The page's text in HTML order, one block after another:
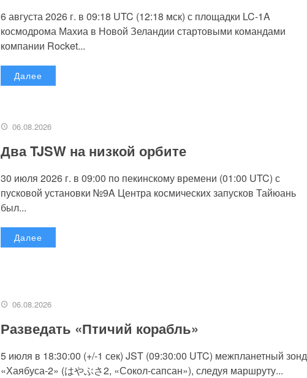
6 августа 2026 г. в 09:18 UTC (12:18 мск) с площадки LC-1A
космодрома Махиа в Новой Зеландии стартовыми командами
компании Rocket...
Далее
06.08.2026
Два TJSW на низкой орбите
30 июля 2026 г. в 09:00 по пекинскому времени (01:00 UTC) с
пусковой установки №9A Центра космических запусков Тайюань
был...
Далее
06.08.2026
Разведать «Птичий корабль»
5 июля в 18:30:00 (+/-1 сек) JST (09:30:00 UTC) межпланетный зонд
«Хаябуса-2» (はやぶさ2, «Сокол-сапсан»), следуя маршруту...